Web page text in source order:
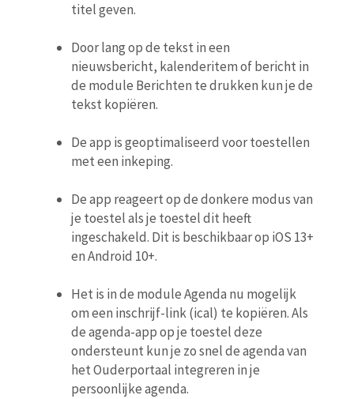
titel geven.
Door lang op de tekst in een
nieuwsbericht, kalenderitem of bericht in
de module Berichten te drukken kun je de
tekst kopiëren.
De app is geoptimaliseerd voor toestellen
met een inkeping.
De app reageert op de donkere modus van
je toestel als je toestel dit heeft
ingeschakeld. Dit is beschikbaar op iOS 13+
en Android 10+.
Het is in de module Agenda nu mogelijk
om een inschrijf-link (ical) te kopiëren. Als
de agenda-app op je toestel deze
ondersteunt kun je zo snel de agenda van
het Ouderportaal integreren in je
persoonlijke agenda.